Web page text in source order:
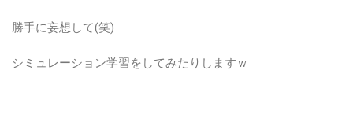
勝手に妄想して(笑)
シミュレーション学習をしてみたりしますｗ